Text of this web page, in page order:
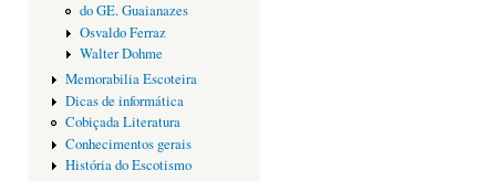
do GE. Guaianazes
Osvaldo Ferraz
Walter Dohme
Memorabilia Escoteira
Dicas de informática
Cobiçada Literatura
Conhecimentos gerais
História do Escotismo